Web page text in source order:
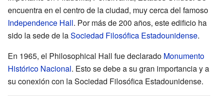
encuentra en el centro de la ciudad, muy cerca del famoso
Independence Hall. Por más de 200 años, este edificio ha
sido la sede de laSociedad Filosófica Estadounidense.
En 1965, el Philosophical Hall fue declarado Monumento
Histórico Nacional. Esto se debe a su gran importancia y a
su conexión con la Sociedad Filosófica Estadounidense.